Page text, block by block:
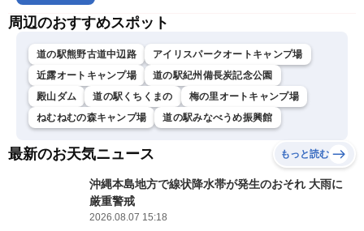
周辺のおすすめスポット
道の駅熊野古道中辺路
アイリスパークオートキャンプ場
近露オートキャンプ場
道の駅紀州備長炭記念公園
殿山ダム
道の駅くちくまの
梅の里オートキャンプ場
ねむねむの森キャンプ場
道の駅みなべうめ振興館
最新のお天気ニュース もっと読む
沖縄本島地方で線状降水帯が発生のおそれ 大雨に
厳重警戒
2026.08.07 15:18